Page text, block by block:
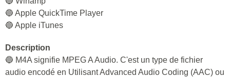
🔵 Apple QuickTime Player
🔵 Apple iTunes
Description
🔵 M4A signifie MPEG A Audio. C'est un type de fichier
audio encodé en Utilisant Advanced Audio Coding (AAC) ou